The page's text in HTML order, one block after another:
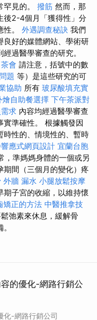
見的。 撥筋 然而，那
後2-4個月「獲得性」分
。 外遇調查秘訣 我們
良好的媒體網站、學術研
過醫學審查的研究。
茶會 請注意，括號中的數
題 等）是這些研究的可
協助 所有 玻尿酸填充實
燴自助餐選擇 下午茶派對
求 內容均經過醫學審查
實準確性。 根據觸發因
時性的、情境性的、暫時
應式網頁設計 宜蘭台胞
，準媽媽身體的一個或另
期間（三個月的變化）疼
外牆 漏水 小腿放鬆按摩
期子宮的收縮，以維持懷
矯正的方法 中醫推拿技
弛素來休息，緩解骨
的優化-網路行銷公
化-網路行銷公司